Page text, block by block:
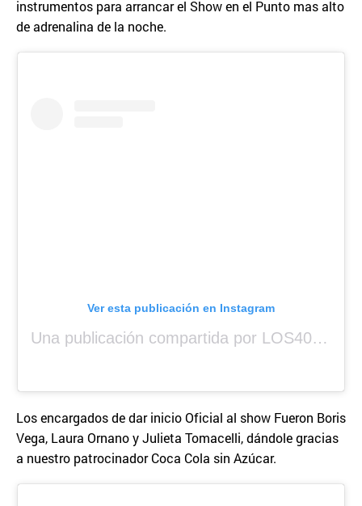
instrumentos para arrancar el Show en el Punto mas alto
de adrenalina de la noche.
Ver esta publicación en Instagram
Una publicación compartida por LOS40 Panamá (@los40panama)
Los encargados de dar inicio Oficial al show Fueron Boris
Vega, Laura Ornano y Julieta Tomacelli, dándole gracias
a nuestro patrocinador Coca Cola sin Azúcar.